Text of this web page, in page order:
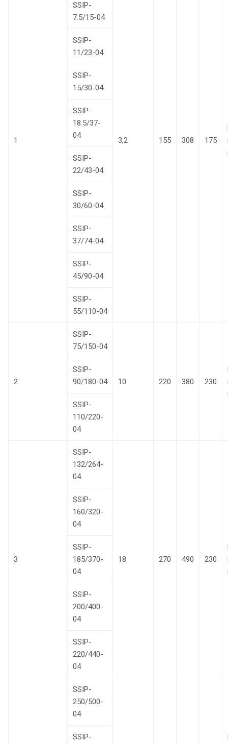
1 3,2 155 308 175
SSIP-
7.5/15-04
SSIP-
11/23-04
SSIP-
15/30-04
SSIP-
18.5/37-
04
SSIP-
22/43-04
SSIP-
30/60-04
SSIP-
37/74-04
SSIP-
45/90-04
SSIP-
55/110-04
2
SSIP-
75/150-04
10 220 380 230
SSIP-
90/180-04
SSIP-
110/220-
04
3
SSIP-
132/264-
04
18 270 490 230
SSIP-
160/320-
04
SSIP-
185/370-
04
SSIP-
200/400-
04
SSIP-
220/440-
04
SSIP-
250/500-
04
SSIP-